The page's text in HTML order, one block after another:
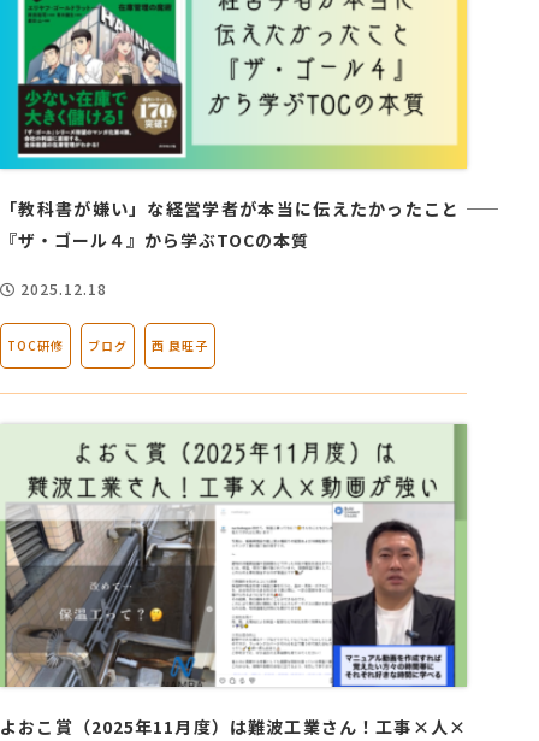
「教科書が嫌い」な経営学者が本当に伝えたかったこと ――
『ザ・ゴール４』から学ぶTOCの本質
2025.12.18
TOC研修 ブログ 西 良旺子
よおこ賞（2025年11月度）は難波工業さん！工事×人×